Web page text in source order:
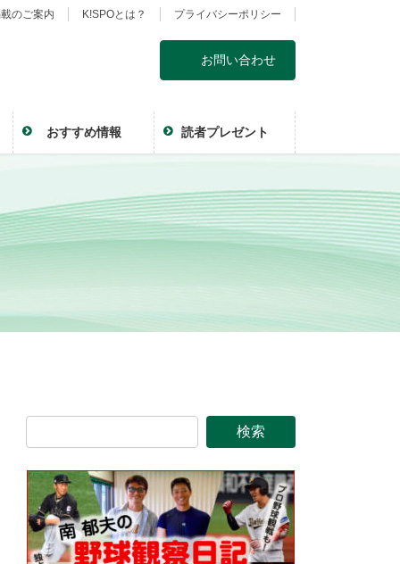
のご案内 K!SPOとは？ プライバシーポリシー
お問い合わせ
おすすめ情報 読者プレゼント